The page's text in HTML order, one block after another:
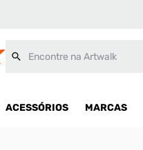
ACESSÓRIOS MARCAS